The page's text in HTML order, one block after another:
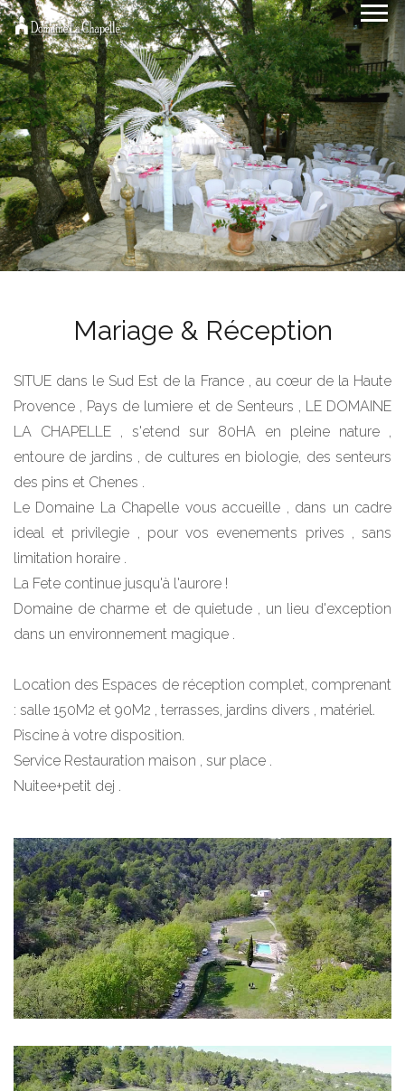
Mariage & Réception
SITUE dans le Sud Est de la France , au cœur de la Haute
Provence , Pays de lumiere et de Senteurs , LE DOMAINE
LA CHAPELLE , s'etend sur 80HA en pleine nature ,
entoure de jardins , de cultures en biologie, des senteurs
des pins et Chenes .
Le Domaine La Chapelle vous accueille , dans un cadre
ideal et privilegie , pour vos evenements prives , sans
limitation horaire .
La Fete continue jusqu'à l'aurore !
Domaine de charme et de quietude , un lieu d'exception
dans un environnement magique .
Location des Espaces de réception complet, comprenant
: salle 150M2 et 90M2 , terrasses, jardins divers , matériel.
Piscine à votre disposition.
Service Restauration maison , sur place .
Nuitee+petit dej .